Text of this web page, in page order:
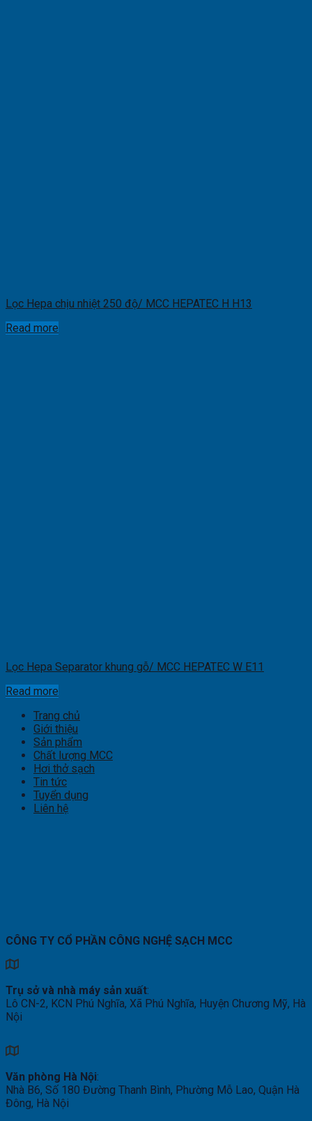
Lọc Hepa chịu nhiệt 250 độ/ MCC HEPATEC H H13
Read more
Lọc Hepa Separator khung gỗ/ MCC HEPATEC W E11
Read more
Trang chủ
Giới thiệu
Sản phẩm
Chất lượng MCC
Hơi thở sạch
Tin tức
Tuyển dụng
Liên hệ
CÔNG TY CỔ PHẦN CÔNG NGHỆ SẠCH MCC
Trụ sở và nhà máy sản xuất:
Lô CN-2, KCN Phú Nghĩa, Xã Phú Nghĩa, Huyện Chương Mỹ, Hà
Nội
Văn phòng Hà Nội:
Nhà B6, Số 180 Đường Thanh Bình, Phường Mỗ Lao, Quận Hà
Đông, Hà Nội